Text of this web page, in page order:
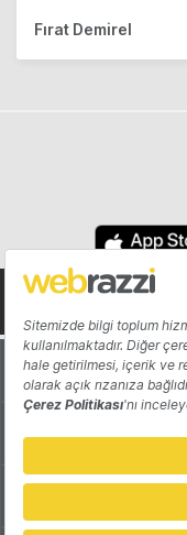
Fırat Demirel
Hakkında
Katkıda Bulun